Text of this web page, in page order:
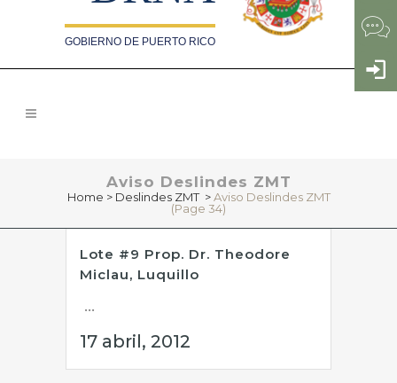
GOBIERNO DE PUERTO RICO
Aviso Deslindes ZMT
Home > Deslindes ZMT >Aviso Deslindes ZMT
(Page 34)
Lote #9 Prop. Dr. Theodore
Miclau, Luquillo
...
17 abril, 2012